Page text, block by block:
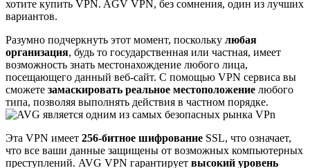
хотите купить VPN. AGV VPN, без сомнения, один из лучших
вариантов.
Разумно подчеркнуть этот момент, поскольку любая
организация, будь то государственная или частная, имеет
возможность знать местонахождение любого лица,
посещающего данный веб-сайт. С помощью VPN сервиса вы
сможете замаскировать реальное местоположение любого
типа, позволяя выполнять действия в частном порядке.
Эта VPN имеет 256-битное шифрование SSL, что означает,
что все ваши данные защищены от возможных компьютерных
преступлений. AVG VPN гарантирует высокий уровень